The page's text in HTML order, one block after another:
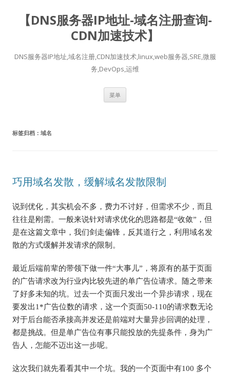
【DNS服务器IP地址-域名注册查询-
CDN加速技术】
DNS服务器IP地址,域名注册,CDN加速技术,linux,web服务器,SRE,微服
务,DevOps,运维
菜单
标签归档： 域名
巧用域名发散，缓解域名发散限制
说到优化，其实机会不多，费力不讨好，但需求不少，而且
往往是刚需。一般来说针对请求优化的思路都是“收敛”，但
是在这篇文章中，我们剑走偏锋，反其道行之，利用域名发
散的方式缓解并发请求的限制。
最近后端前辈的带领下做一件“大事儿”，将原有的基于页面
的广告请求改为行业内比较先进的单广告位请求。随之带来
了好多未知的坑。过去一个页面只发出一个异步请求，现在
要发出1*广告位数的请求，这一个页面50-110的请求数无论
对于后台能否承接高并发还是前端对大量异步回调的处理，
都是挑战。但是单广告位有事只能投放的先提条件，身为广
告人，怎能不迈出这一步呢。
这次我们就先看看其中一个坑。我的一个页面中有100 多个